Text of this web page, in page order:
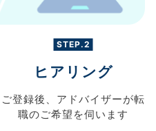
STEP.2
ヒアリング
ご登録後、 アドバイザーが転
職のご希望を伺います